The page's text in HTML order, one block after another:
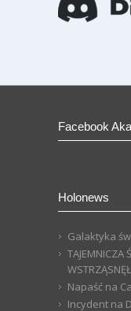
Facebook
Holonews
Galaktyka
TAJEMNICZA
Napaść na
Incydent na